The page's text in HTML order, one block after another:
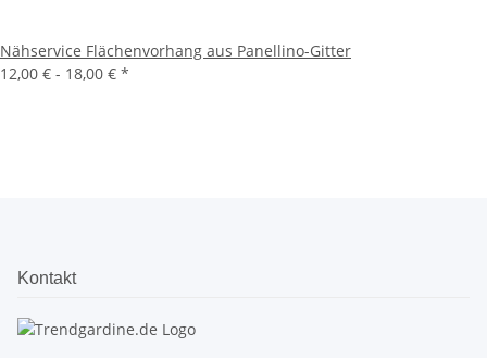
Nähservice Flächenvorhang aus Panellino-Gitter
12,00 € - 18,00 € *
Kontakt